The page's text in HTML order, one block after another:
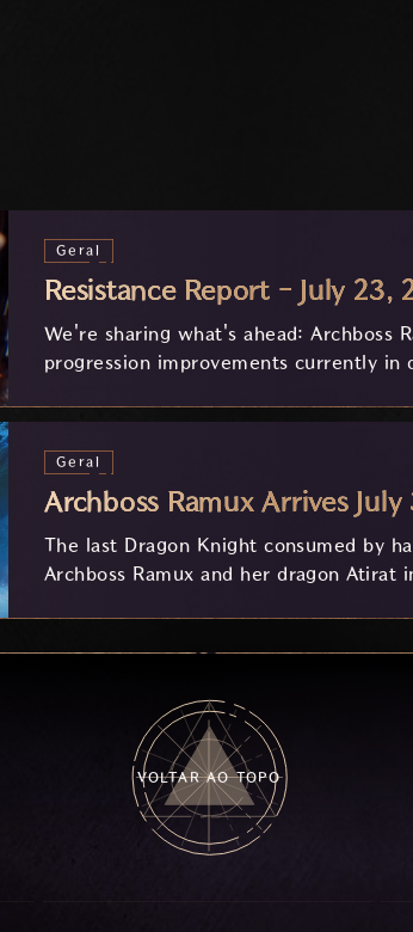
Geral
Resistance Report - July 23,
We're sharing what's ahead: Archboss
progression improvements currently in
Geral
Archboss Ramux Arrives July
The last Dragon Knight consumed by
Archboss Ramux and her dragon
VOLTAR AO TOPO